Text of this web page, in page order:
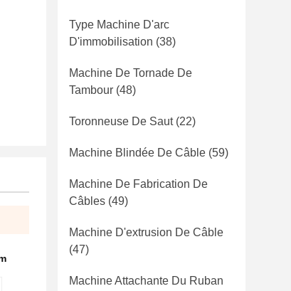
Type Machine D'arc
D'immobilisation (38)
Machine De Tornade De
Tambour (48)
Toronneuse De Saut(22)
Machine Blindée De Câble (59)
Machine De Fabrication De
Câbles (49)
Machine D'extrusion De Câble
(47)
Machine Attachante Du Ruban